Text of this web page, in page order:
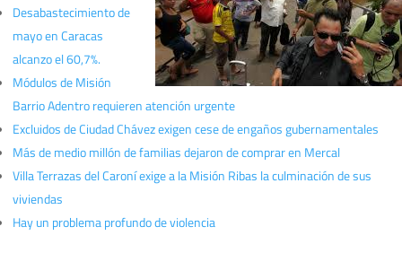
Desabastecimiento de
mayo en Caracas
alcanzo el 60,7%.
Módulos de Misión
Barrio Adentro requieren atención urgente
Excluidos de Ciudad Chávez exigen cese de engaños gubernamentales
Más de medio millón de familias dejaron de comprar en Mercal
Villa Terrazas del Caroní exige a la Misión Ribas la culminación de sus
viviendas
Hay un problema profundo de violencia